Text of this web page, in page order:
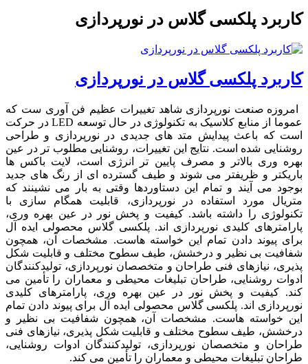
کاربرد پلکسی گلاس در نورپردازی
کاربرد پلکسی گلاس در نورپردازی
امروزه صنعت نورپردازی شاهد تغییرات عظیم فن آوری ست که
عموما از منابع کلاسیک به تکنولوژی در حال توسعه LED در حرکت
است که باعث پیدایش متد های جدیدی در نورپردازی و طراحی
روشنایی شده است. نتایج این تغییرات، روشنایی مطلوب تر در عین
بهره وری بالاتر و مصرف پایین تر انرژی است، لایت باکس ها
باریکتر و ظریفتر می شوند و طیف گسترده ای از رنگ های جدید
بوجود می آیند و تمام این دستاوردها وقتی به بار می نشینند که
متریال مورد استفاده در نورپردازی، قابلیت همگام سازی با
تکنولوژی را داشته باشد. کیفیت و پخش نور در عین بهره وری،
پارامترهای کلیدی نورپردازی اند. پلکسی گلاس محصولی ایده آل
برای پیوند دادن تمام این خواسته هاست. مشخصات آن، همچون
شفافیت بی نظیر و درخشش، طیف سطوح مختلف و قابلیت شکل
پذیری، نیازهای فنی طراحان و متخصصان نورپردازی، تولیدکنندگان
ادوات روشنایی، طراحان تبلیغات محیطی و معماران را تأمین می
کند. کیفیت و پخش نور در عین بهره وری، پارامترهای کلیدی
نورپردازی اند. پلکسی گلاس محصولی ایده آل برای پیوند دادن تمام
این خواسته هاست. مشخصات آن، همچون شفافیت بی نظیر و
درخشش، طیف سطوح مختلف و قابلیت شکل پذیری، نیازهای فنی
طراحان و متخصصان نورپردازی، تولیدکنندگان ادوات روشنایی،
طراحان تبلیغات محیطی و معماران را تأمین می کند.